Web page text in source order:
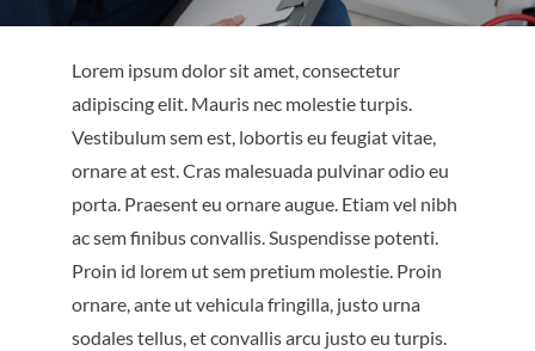
HEATING
RENOVATION
MAINTENANCE
PROPERTY SERVICES
PORTFOLIO
FR
Lorem ipsum dolor sit amet, consectetur
adipiscing elit. Mauris nec molestie turpis.
Vestibulum sem est, lobortis eu feugiat vitae,
ornare at est. Cras malesuada pulvinar odio eu
porta. Praesent eu ornare augue. Etiam vel nibh
ac sem finibus convallis. Suspendisse potenti.
Proin id lorem ut sem pretium molestie. Proin
ornare, ante ut vehicula fringilla, justo urna
sodales tellus, et convallis arcu justo eu turpis.